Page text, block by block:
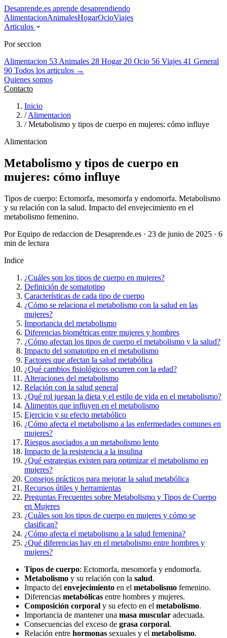
Desaprende.es aprende desaprendiendo
AlimentacionAnimalesHogarOcioViajes
Articulos
Por seccion
Alimentacion 53 Animales 28 Hogar 20 Ocio 56 Viajes 41 General
90 Todos los articulos →
Quienes somos
Contacto
Inicio
/ Alimentacion
/ Metabolismo y tipos de cuerpo en mujeres: cómo influye
Alimentacion
Metabolismo y tipos de cuerpo en
mujeres: cómo influye
Tipos de cuerpo: Ectomorfa, mesomorfa y endomorfa. Metabolismo
y su relación con la salud. Impacto del envejecimiento en el
metabolismo femenino.
Por Equipo de redaccion de Desaprende.es · 23 de junio de 2025 · 6
min de lectura
Indice
¿Cuáles son los tipos de cuerpo en mujeres?
Definición de somatotipo
Características de cada tipo de cuerpo
¿Cómo se relaciona el metabolismo con la salud en las
mujeres?
Importancia del metabolismo
Diferencias biométricas entre mujeres y hombres
¿Cómo afectan los tipos de cuerpo el metabolismo y la salud?
Impacto del somatotipo en el metabolismo
Factores que afectan la salud metabólica
¿Qué cambios fisiológicos ocurren con la edad?
Alteraciones del metabolismo
Relación con la salud general
¿Qué rol juegan la dieta y el estilo de vida en el metabolismo?
Alimentos que influyen en el metabolismo
Ejercicio y su efecto metabólico
¿Cómo afecta el metabolismo a las enfermedades comunes en
mujeres?
Riesgos asociados a un metabolismo lento
Impacto de la resistencia a la insulina
¿Qué estrategias existen para optimizar el metabolismo en
mujeres?
Consejos prácticos para mejorar la salud metabólica
Recursos útiles y herramientas
Preguntas Frecuentes sobre Metabolismo y Tipos de Cuerpo
en Mujeres
¿Cuáles son los tipos de cuerpo en mujeres y cómo se
clasifican?
¿Cómo afecta el metabolismo a la salud femenina?
¿Qué diferencias hay en el metabolismo entre hombres y
mujeres?
Tipos de cuerpo: Ectomorfa, mesomorfa y endomorfa.
Metabolismo y su relación con la salud.
Impacto del envejecimiento en el metabolismo femenino.
Diferencias metabólicas entre hombres y mujeres.
Composición corporal y su efecto en el metabolismo.
Importancia de mantener una masa muscular adecuada.
Consecuencias del exceso de grasa corporal.
Relación entre hormonas sexuales y el metabolismo.